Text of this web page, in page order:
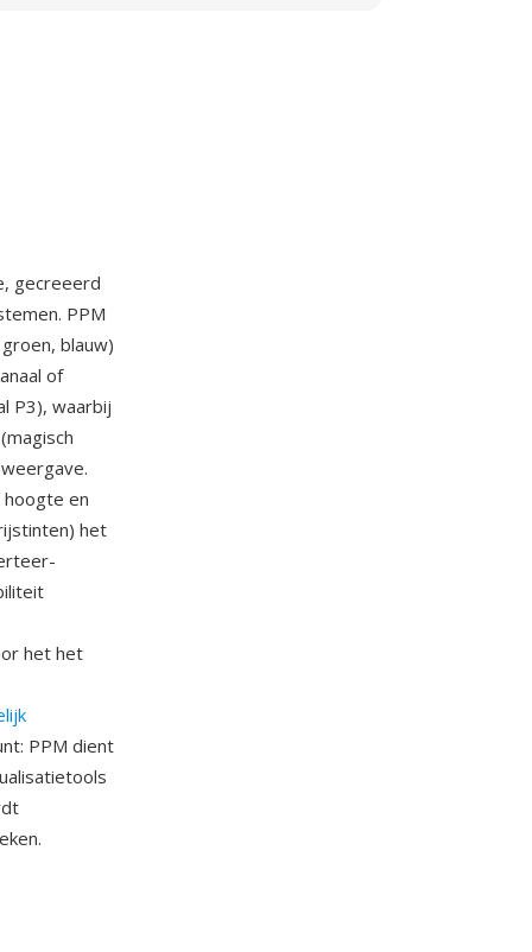
gecreeerd
PPM
blauw)
of
P3), waarbij
en
het
het het
PPM dient